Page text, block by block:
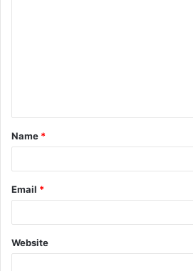
t
*
Name *
Email *
Website